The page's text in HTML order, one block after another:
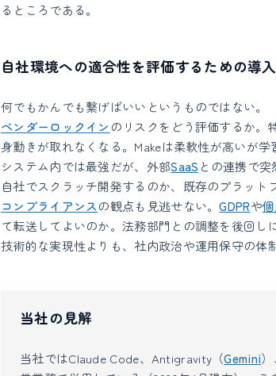
るところである。
自社環境への適合性を評価するための導
何でもかんでも繋げばいいというものではない。
ベンダーロックイン のリスクをどう評価するか。
身動きが取れなくなる。Makeは柔軟性が高いが
システム内では最強だが、外部SaaS との連携で突
自社でスクラッチ開発するのか、既存のプラット
コンプライアンスの観点も見逃せない。GDPRや
て転送してよいのか。法務部門との調整を後回し
技術的な実現性よりも、社内政治や運用保守の体
当社の見解
当社ではClaude Code、Antigravity（Gemini